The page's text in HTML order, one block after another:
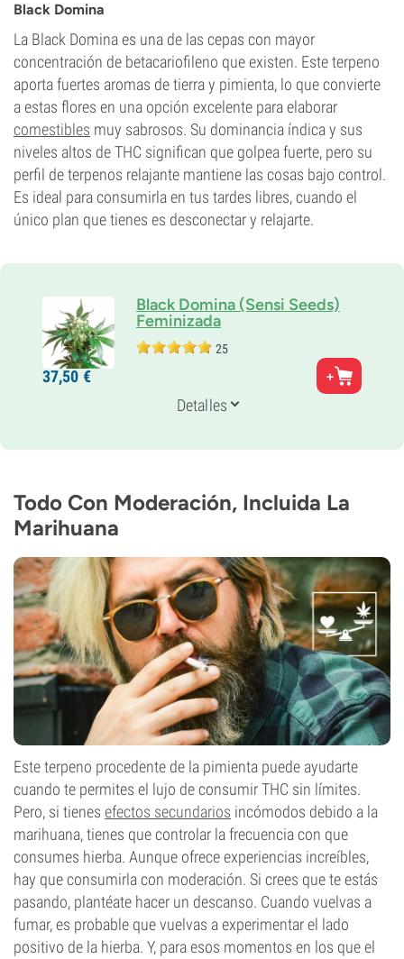
CBD
3%
Tipo de floración
Autofloreciente
Black Domina
La Black Domina es una de las cepas con mayor
concentración de betacariofileno que existen. Este terpeno
aporta fuertes aromas de tierra y pimienta, lo que convierte
a estas flores en una opción excelente para elaborar
comestibles muy sabrosos. Su dominancia índica y sus
niveles altos de THC significan que golpea fuerte, pero su
perfil de terpenos relajante mantiene las cosas bajo control.
Es ideal para consumirla en tus tardes libres, cuando el
único plan que tienes es desconectar y relajarte.
Black Domina (Sensi Seeds)
Feminizada
25
Genética
Indica-dominante
Periodo De Floración
Fotoperiódica
37,50 €
Detalles
Todo Con Moderación, Incluida La
Marihuana
Este terpeno procedente de la pimienta puede ayudarte
cuando te permites el lujo de consumir THC sin límites.
Pero, si tienes efectos secundarios incómodos debido a la
marihuana, tienes que controlar la frecuencia con que
consumes hierba. Aunque ofrece experiencias increíbles,
hay que consumirla con moderación. Si crees que te estás
pasando, plantéate hacer un descanso. Cuando vuelvas a
fumar, es probable que vuelvas a experimentar el lado
positivo de la hierba. Y, para esos momentos en los que el